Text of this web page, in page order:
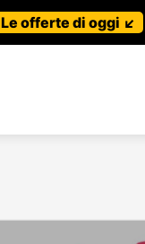
Le offerte di oggi ↙️